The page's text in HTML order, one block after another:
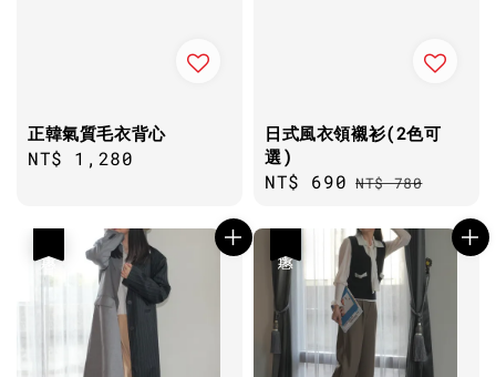
正韓氣質毛衣背心
Regular
NT$ 1,280
日式風衣領襯衫(2色可
選)
Sale
NT$ 690 Regular
NT$ 780